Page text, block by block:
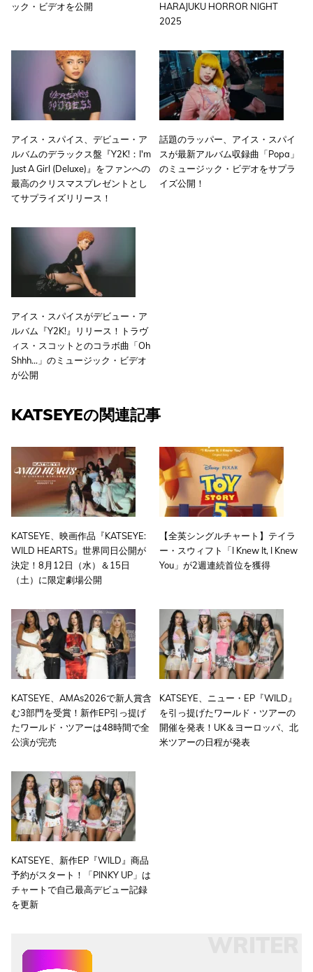
ック・ビデオを公開
HARAJUKU HORROR NIGHT
2025
アイス・スパイス、デビュー・ア
ルバムのデラックス盤『Y2K!：I'm
Just A Girl (Deluxe)』をファンへの
最高のクリスマスプレゼントとし
てサプライズリリース！
話題のラッパー、アイス・スパイ
スが最新アルバム収録曲「Popa」
のミュージック・ビデオをサプラ
イズ公開！
アイス・スパイスがデビュー・ア
ルバム『Y2K!』リリース！トラヴ
ィス・スコットとのコラボ曲「Oh
Shhh...」のミュージック・ビデオ
が公開
KATSEYEの関連記事
KATSEYE、映画作品『KATSEYE:
WILD HEARTS』世界同日公開が
決定！8月12日（水）＆15日
（土）に限定劇場公開
【全英シングルチャート】テイラ
ー・スウィフト「I Knew It, I Knew
You」が2週連続首位を獲得
KATSEYE、AMAs2026で新人賞含
む3部門を受賞！新作EP引っ提げ
たワールド・ツアーは48時間で全
公演が完売
KATSEYE、ニュー・EP『WILD』
を引っ提げたワールド・ツアーの
開催を発表！UK＆ヨーロッパ、北
米ツアーの日程が発表
KATSEYE、新作EP『WILD』商品
予約がスタート！「PINKY UP」は
チャートで自己最高デビュー記録
を更新